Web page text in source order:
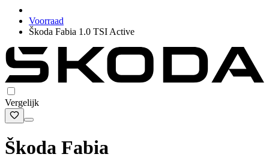
Voorraad
Škoda Fabia 1.0 TSI Active
Vergelijk
Škoda Fabia